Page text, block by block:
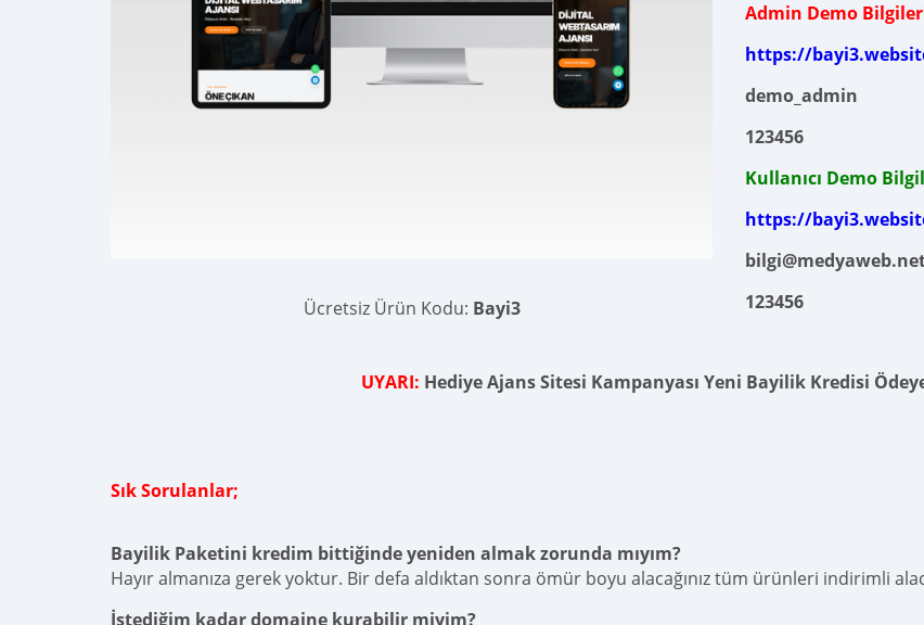
Ücretsiz Ürün Kodu: Bayi3
Admin Demo
https://
demo_admin
123456
Kullanıcı Demo
https://
123456
UYARI: Hediye Ajans Sitesi Kampanyası Yeni Bayilik Kredisi
Sık Sorulanlar;
Bayilik Paketini kredim bittiğinde yeniden almak zorunda mıyım?
Hayır almanıza gerek yoktur. Bir defa aldıktan sonra ömür boyu alacağınız tüm ürünleri indirimli
İstediğim kadar domaine kurabilir miyim?